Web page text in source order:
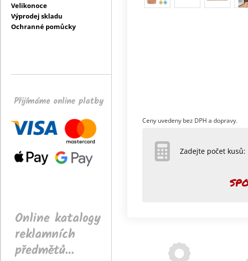
Velikonoce
Výprodej skladu
Ochranné pomůcky
Přijímáme online platby
Online katalogy
reklamních
předmětů...
Ceny uvedeny bez DPH a dopravy.
Zadejte počet kusů: